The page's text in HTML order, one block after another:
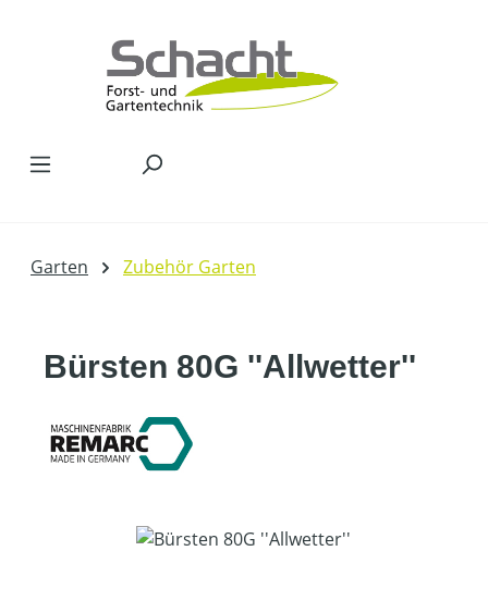
Garten Zubehör Garten
Bürsten 80G ''Allwetter''
Bildergalerie überspringen